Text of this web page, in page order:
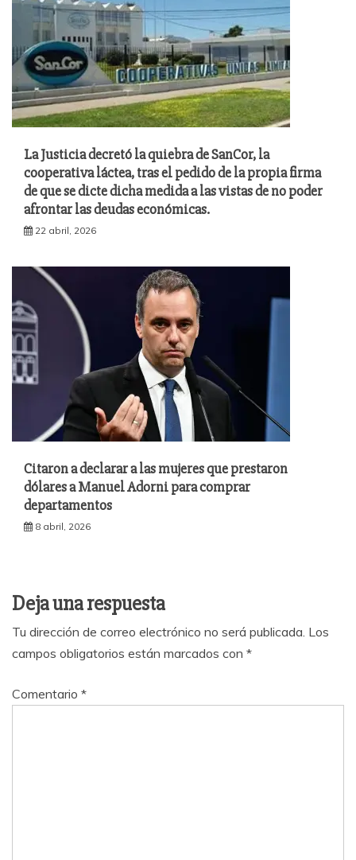
La Justicia decretó la quiebra de SanCor, la
cooperativa láctea, tras el pedido de la propia firma
de que se dicte dicha medida a las vistas de no poder
afrontar las deudas económicas.
22 abril, 2026
Citaron a declarar a las mujeres que prestaron
dólares a Manuel Adorni para comprar
departamentos
8 abril, 2026
Deja una respuesta
Tu dirección de correo electrónico no será publicada. Los
campos obligatorios están marcados con *
Comentario *